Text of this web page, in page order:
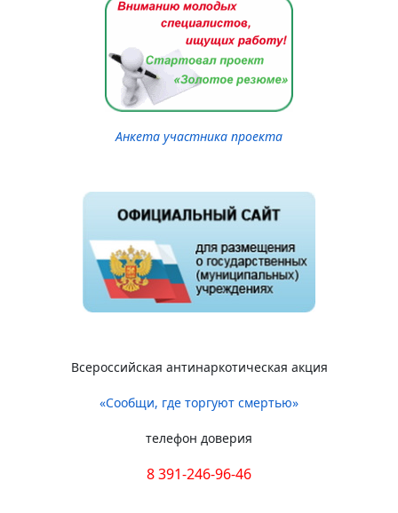
Анкета участника проекта
Всероссийская антинаркотическая акция
«Сообщи, где торгуют смертью»
телефон доверия
8 391-246-96-46